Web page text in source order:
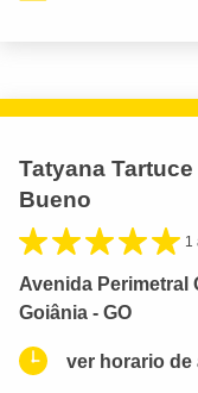
Tatyana
Bueno
1
Avenida Perimetral
Goiânia - GO
ver horario de